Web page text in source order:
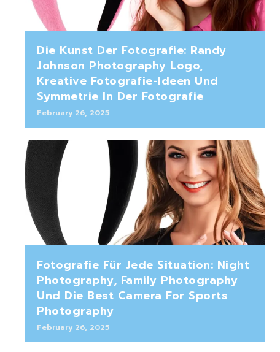
Die Kunst Der Fotografie: Randy
Johnson Photography Logo,
Kreative Fotografie-Ideen Und
Symmetrie In Der Fotografie
February 26, 2025
Fotografie Für Jede Situation: Night
Photography, Family Photography
Und Die Best Camera For Sports
Photography
February 26, 2025